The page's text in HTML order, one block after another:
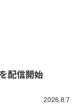
配信開始
2026.8.7